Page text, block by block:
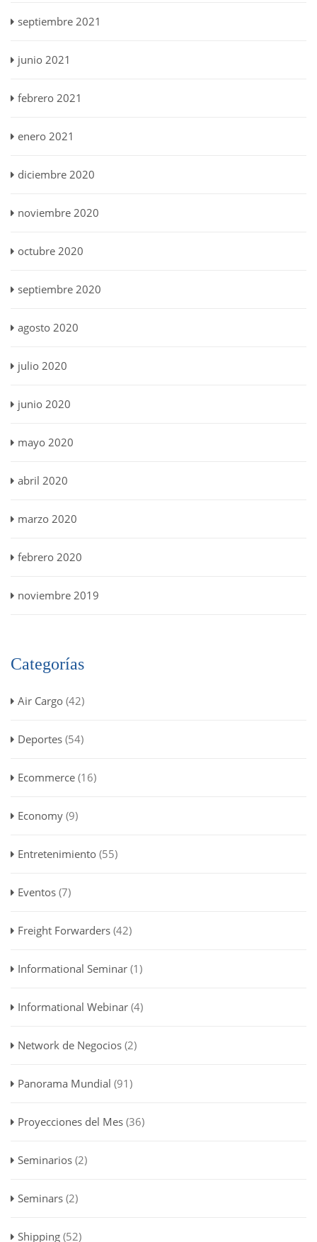
septiembre 2021
junio 2021
febrero 2021
enero 2021
diciembre 2020
noviembre 2020
octubre 2020
septiembre 2020
agosto 2020
julio 2020
junio 2020
mayo 2020
abril 2020
marzo 2020
febrero 2020
noviembre 2019
Categorías
Air Cargo (42)
Deportes (54)
Ecommerce (16)
Economy (9)
Entretenimiento (55)
Eventos (7)
Freight Forwarders (42)
Informational Seminar (1)
Informational Webinar (4)
Network de Negocios (2)
Panorama Mundial (91)
Proyecciones del Mes (36)
Seminarios (2)
Seminars (2)
Shipping (52)